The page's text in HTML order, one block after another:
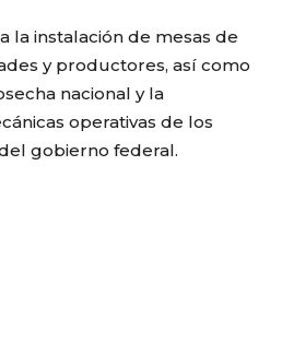
la instalación de mesas de
y productores, así como
nacional y la
operativas de los
gobierno federal.